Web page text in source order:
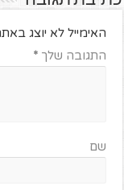
האימייל לא יוצג
התגובה שלך*
שם